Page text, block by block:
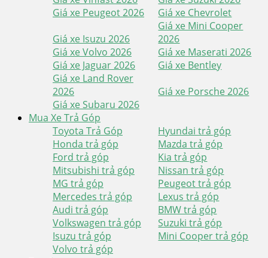
Giá xe Peugeot 2026
Giá xe Chevrolet
Giá xe Isuzu 2026
Giá xe Mini Cooper
2026
Giá xe Volvo 2026
Giá xe Maserati 2026
Giá xe Jaguar 2026
Giá xe Bentley
Giá xe Land Rover
2026
Giá xe Porsche 2026
Giá xe Subaru 2026
Mua Xe Trả Góp
Toyota Trả Góp
Hyundai trả góp
Honda trả góp
Mazda trả góp
Ford trả góp
Kia trả góp
Mitsubishi trả góp
Nissan trả góp
MG trả góp
Peugeot trả góp
Mercedes trả góp
Lexus trả góp
Audi trả góp
BMW trả góp
Volkswagen trả góp
Suzuki trả góp
Isuzu trả góp
Mini Cooper trả góp
Volvo trả góp